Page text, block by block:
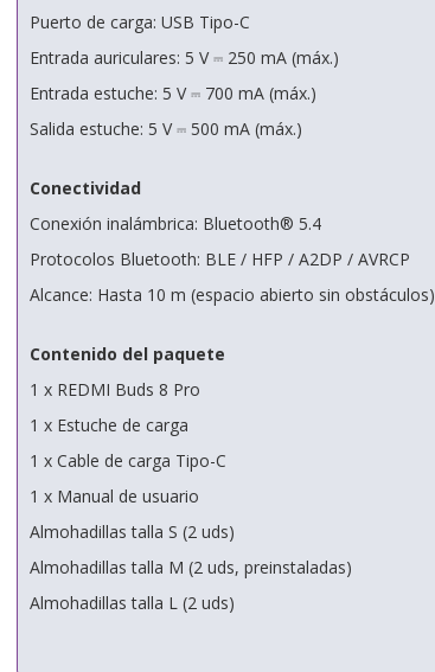
Puerto de carga: USB Tipo-C
Entrada auriculares: 5 V ⎓ 250 mA (máx.)
Entrada estuche: 5 V ⎓ 700 mA (máx.)
Salida estuche: 5 V ⎓ 500 mA (máx.)
Conectividad
Conexión inalámbrica: Bluetooth® 5.4
Protocolos Bluetooth: BLE / HFP / A2DP / AVRCP
Alcance: Hasta 10 m (espacio abierto sin obstáculos)
Contenido del paquete
1 x REDMI Buds 8 Pro
1 x Estuche de carga
1 x Cable de carga Tipo-C
1 x Manual de usuario
Almohadillas talla S (2 uds)
Almohadillas talla M (2 uds, preinstaladas)
Almohadillas talla L (2 uds)